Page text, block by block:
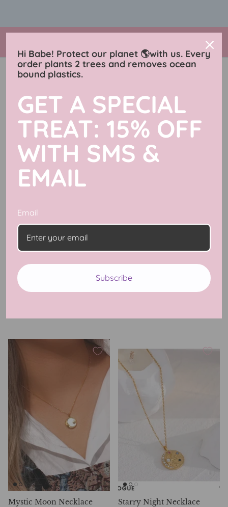
contenuto
Celestial Nights Collection
Filtra 5 articoli
Cosmic Collision Necklace
$24.99 USD
You Are My Sun And Moon
Mystic Moon Necklace
Starry Night Necklace
Hi Babe! Protect our planet 🌎with us. Every
order plants 2 trees and removes ocean
bound plastics.
GET A SPECIAL
TREAT: 15% OFF
WITH SMS &
EMAIL
Email
Subscribe